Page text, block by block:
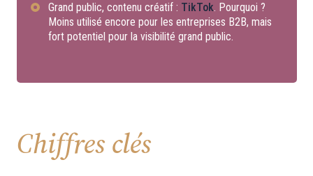
Grand public, contenu créatif : TikTok. Pourquoi ?
Moins utilisé encore pour les entreprises B2B, mais
fort potentiel pour la visibilité grand public.
Chiffres clés